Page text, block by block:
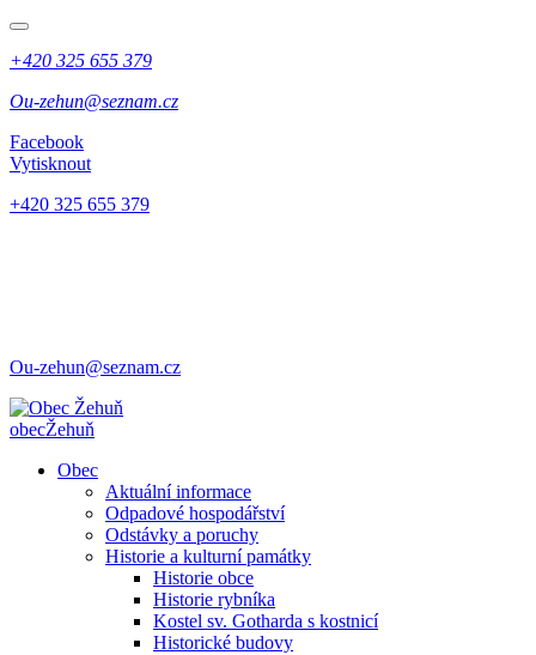
+420 325 655 379
Ou-zehun@seznam.cz
Facebook
Vytisknout
+420 325 655 379
Ou-zehun@seznam.cz
obecŽehuň
Obec
Aktuální informace
Odpadové hospodářství
Odstávky a poruchy
Historie a kulturní památky
Historie obce
Historie rybníka
Kostel sv. Gotharda s kostnicí
Historické budovy